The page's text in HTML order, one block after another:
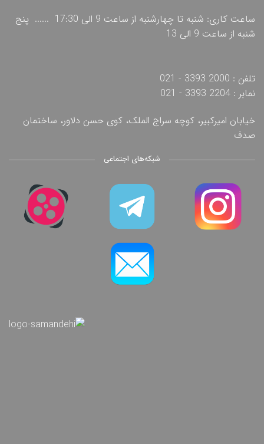
ساعت کاری: شنبه تا چهارشنبه از ساعت 9 الی 17:30 ...... پنج
شنبه از ساعت 9 الی 13
تلفن : 2000 3393 - 021
نمابر : 2204 3393 - 021
خیابان امیرکبیر، کوچه سراج الملک، کوی حسن دلاور، ساختمان
صدف
شبکه‌های اجتماعی